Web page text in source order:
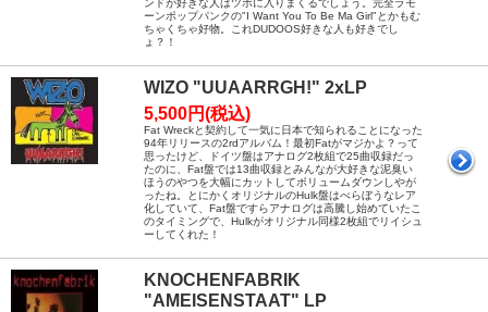
ンドが好きな人はツボに入りまくるでしょう。完全ラモ
ーンポップパンクの"I Want You To Be Ma Girl"とかもむ
ちゃくちゃ好物。これDUDOOS好きな人も好きでし
ょ？！
WIZO "UUAARRGH!" 2xLP
5,500円(税込)
Fat Wreckと契約して一気に日本で知られることになった
94年リリースの2rdアルバム！最初Fatがマジかよ？って
思ったけど、ドイツ盤はアナログ2枚組で25曲収録だっ
たのに、Fat盤では13曲収録とみんなが大好きな泥臭い
ほうのやつを大幅にカットしてボリュームダウンしやが
ったね。とにかくオリジナルのHulk盤はべらぼうなレア
化していて、Fat盤ですらアナログは高騰し始めていたこ
のタイミングで、Hulkがオリジナル同様2枚組でリイシュ
ーしてくれた！
KNOCHENFABRIK
"AMEISENSTAAT" LP